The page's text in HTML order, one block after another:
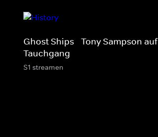
Ghost Ships - Tony Sampson auf
Tauchgang
S1 streamen